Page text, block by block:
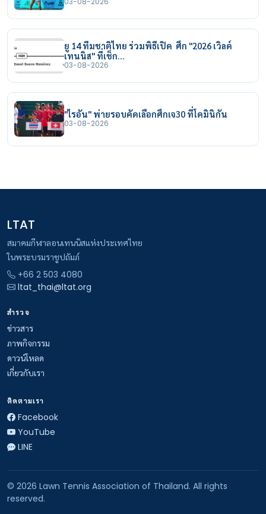
03-08-2026
ยู 14 ทีมชาติไทย ร่วมพิธีเปิด ศึก "2026 เวิลด์
เทนนิส" ที่เช็ก…
03-08-2026
"ไรอัน" พ่ายรอบคัดเลือกศึกเจ30 ที่โดมินิกัน
03-08-2026
LTAT
สมาคมกีฬาลอนเทนนิสแห่งประเทศไทย
ในพระบรมราชูปถัมภ์
+66 2 503 4080
ltat_thai@ltat.org
สำรวจ
ข่าวสาร
ภาพกิจกรรม
ดาวน์โหลด
เกี่ยวกับเรา
ติดตามเรา
Facebook
YouTube
LINE
© 2026 Lawn Tennis Association of Thailand. All rights
reserved.